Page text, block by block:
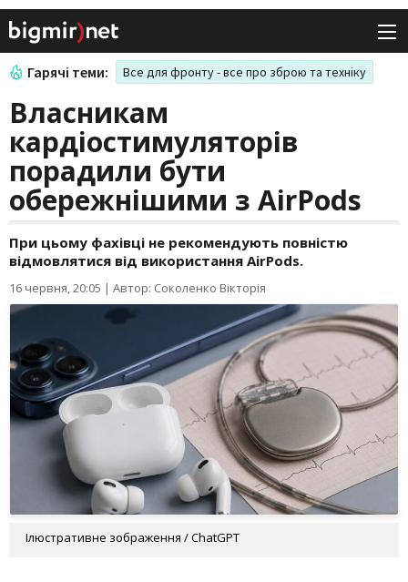
Гарячі теми: Все для фронту - все про зброю та техніку
Власникам
кардіостимуляторів
порадили бути
обережнішими з AirPods
При цьому фахівці не рекомендують повністю
відмовлятися від використання AirPods.
16 червня, 20:05 | Автор: Соколенко Вікторія
Ілюстративне зображення / ChatGPT